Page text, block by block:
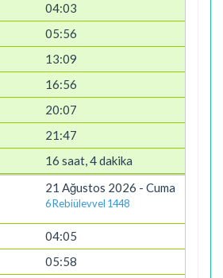
04:03
05:56
13:09
16:56
20:07
21:47
16 saat, 4 dakika
21 Ağustos 2026 - Cuma
6 Rebiülevvel 1448
04:05
05:58